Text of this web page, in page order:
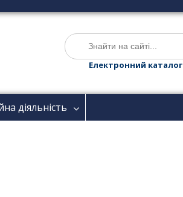
Ш
у
т
Електронний каталог
діяльність